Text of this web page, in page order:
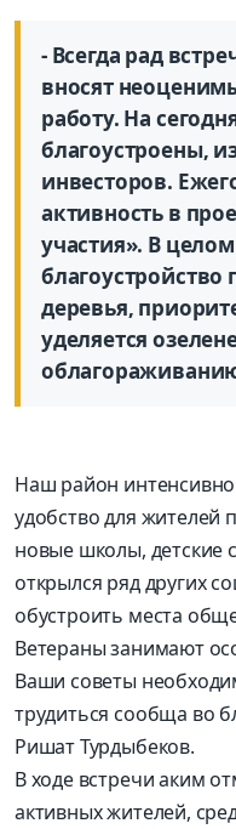
- Всегда рад
вносят
работу. На
благоустроены,
инвесторов.
активность в
участия». В
деревья,
уделяется
Наш район
удобство для жителей
новые школы, детские
открылся ряд других
обустроить места
Ветераны занимают
Ваши советы
трудиться сообща во
Ришат Турдыбеков.
В ходе встречи аким
активных жителей,